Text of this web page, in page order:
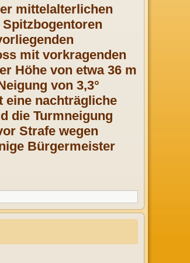
mittelalterlichen
mit vorkragenden
Höhe von etwa 36 m
von 3,3°
eine nachträgliche
die Turmneigung
Strafe wegen
Bürgermeister